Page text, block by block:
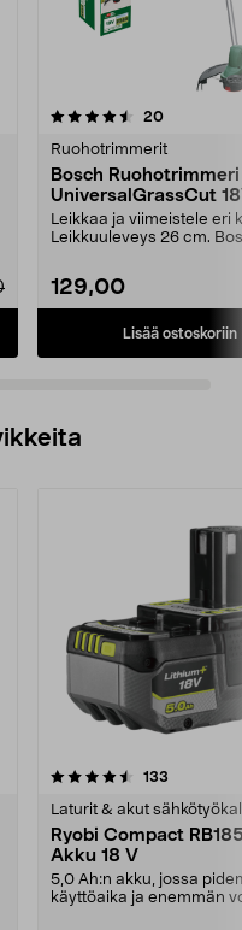
20arvostelut
Ruohotrimmerit
Bosch Ruohotrimmeri
UniversalGrassCut
akkukäyttöinen
Leikkaa ja viimeistele eri
Leikkuuleveys 26 cm.
129,00
Lisää ostoskoriin
4.5 viidestä
133
Laturit & akut
Ryobi Compact
Akku 18 V
5,0 Ah:n akku, jossa
käyttöaika ja enemmän
5.0viidestä